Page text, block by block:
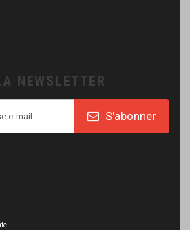
NEWSLETTER
S'abonner